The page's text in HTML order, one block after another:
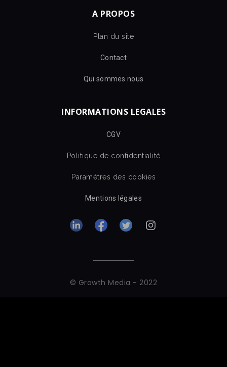
A PROPOS
Plan du site
Contact
Qui sommes nous
INFORMATIONS LEGALES
CGV
Politique de confidentialité
Paramètres des cookies
Mentions légales
© Growth Media - 2022